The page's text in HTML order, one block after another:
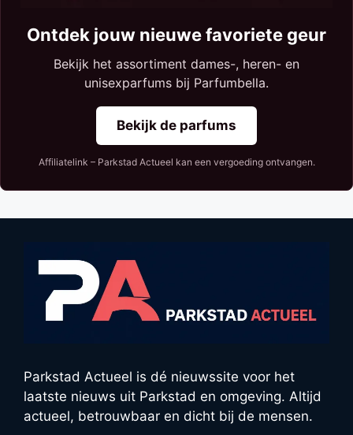
Ontdek jouw nieuwe favoriete geur
Bekijk het assortiment dames-, heren- en
unisexparfums bij Parfumbella.
Bekijk de parfums
Affiliatelink – Parkstad Actueel kan een vergoeding ontvangen.
Parkstad Actueel is dé nieuwssite voor het
laatste nieuws uit Parkstad en omgeving. Altijd
actueel, betrouwbaar en dicht bij de mensen.